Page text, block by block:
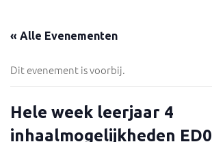
« Alle Evenementen
Dit evenement is voorbij.
Hele week leerjaar 4
inhaalmogelijkheden ED0